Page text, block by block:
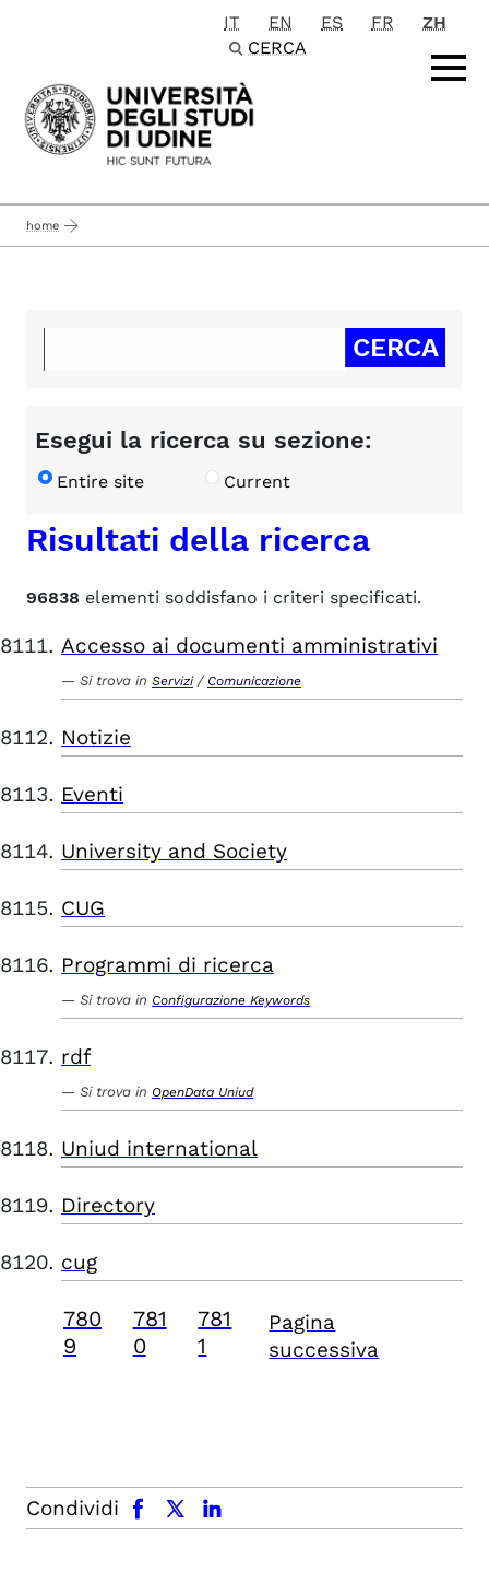
Passa al contenuto principale
IT EN ES FR
ZH
CERCA
home
Esegui la ricerca su sezione:
Entire site Current
Risultati della ricerca
96838 elementi soddisfano i criteri specificati.
Accesso ai documenti amministrativi
Si trova in Servizi / Comunicazione
Notizie
Eventi
University and Society
CUG
Programmi di ricerca
Si trova in Configurazione Keywords
rdf
Si trova in OpenData Uniud
Uniud international
Directory
cug
780
9
781
0
781
1
Pagina
successiva
Condividi
facebook x.com linkedin